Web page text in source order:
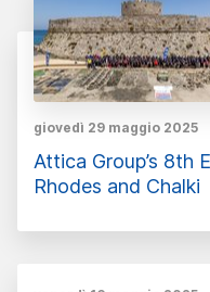
giovedì 29 maggio 2025
Attica Group’s 8th
Rhodes and Chalki